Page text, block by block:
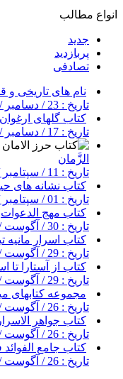
انواع مطالب
جدید
پربازدید
تصادفی
نام های تاریخی و
تاریخ : 23 / دسامبر / 2019
کتاب گلهای
تاریخ : 17 / دسامبر / 2019
الزَّمان
تاریخ : 11 / سپتامبر / 2018
کتاب نشانه های
تاریخ : 01 / سپتامبر / 2018
کتاب مهج الدعوات
تاریخ : 30 / آگوست / 2018
کتاب اسرار مانیه
تاریخ : 29 / آگوست / 2018
کتاب از آستارا تا
تاریخ : 29 / آگوست / 2018
مجموعه کتابهای
تاریخ : 26 / آگوست / 2018
کتاب جواهر الاسرار
تاریخ : 26 / آگوست / 2018
کتاب جامع
تاریخ : 26 / آگوست / 2018